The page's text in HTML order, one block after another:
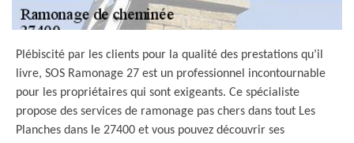
Plébiscité par les clients pour la qualité des prestations qu’il
livre, SOS Ramonage 27 est un professionnel incontournable
pour les propriétaires qui sont exigeants. Ce spécialiste
propose des services de ramonage pas chers dans tout Les
Planches dans le 27400 et vous pouvez découvrir ses